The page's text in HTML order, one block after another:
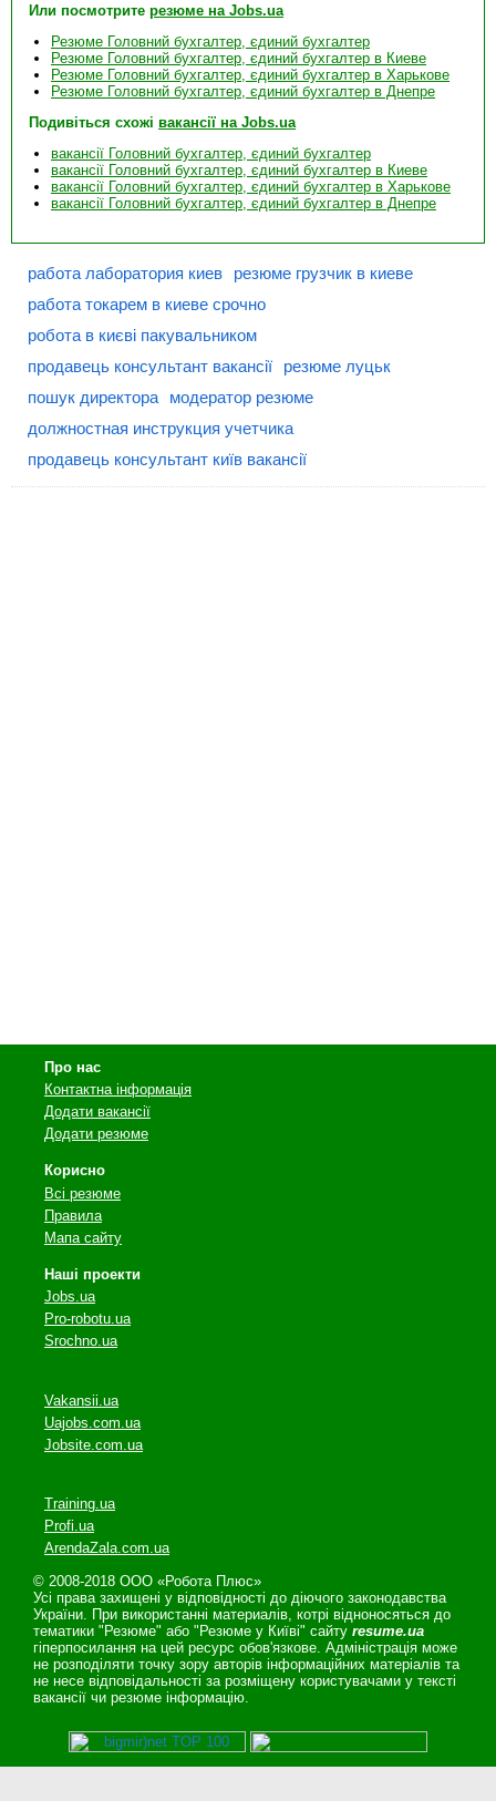
Или посмотрите резюме на Jobs.ua
Резюме Головний бухгалтер, єдиний бухгалтер
Резюме Головний бухгалтер, єдиний бухгалтер в Киеве
Резюме Головний бухгалтер, єдиний бухгалтер в Харькове
Резюме Головний бухгалтер, єдиний бухгалтер в Днепре
Подивіться схожі вакансії на Jobs.ua
вакансії Головний бухгалтер, єдиний бухгалтер
вакансії Головний бухгалтер, єдиний бухгалтер в Киеве
вакансії Головний бухгалтер, єдиний бухгалтер в Харькове
вакансії Головний бухгалтер, єдиний бухгалтер в Днепре
работа лаборатория киев
резюме грузчик в киеве
работа токарем в киеве срочно
робота в києві пакувальником
продавець консультант вакансії
резюме луцьк
пошук директора
модератор резюме
должностная инструкция учетчика
продавець консультант київ вакансії
Про нас
Контактна інформація
Додати вакансії
Додати резюме
Корисно
Всі резюме
Правила
Мапа сайту
Наші проекти
Jobs.ua
Pro-robotu.ua
Srochno.ua
Vakansii.ua
Uajobs.com.ua
Jobsite.com.ua
Training.ua
Profi.ua
ArendaZala.com.ua
© 2008-2018 ООО «Робота Плюс»
Усі права захищені у відповідності до діючого законодавства
України. При використанні материалів, котрі відноносяться до
тематики "Резюме" або "Резюме у Київі" сайту resume.ua
гіперпосилання на цей ресурс обов'язкове. Адміністрація може
не розподіляти точку зору авторів інформаційних матеріалів та
не несе відповідальності за розміщену користувачами у тексті
вакансії чи резюме інформацію.